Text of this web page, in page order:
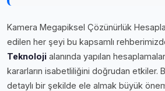
Kamera Megapiksel Çözünürlük
edilen her şeyi bu kapsamlı
Teknoloji alanında yapılan
kararların isabetliliğini doğrudan etkiler.
detaylı bir şekilde ele almak büyük